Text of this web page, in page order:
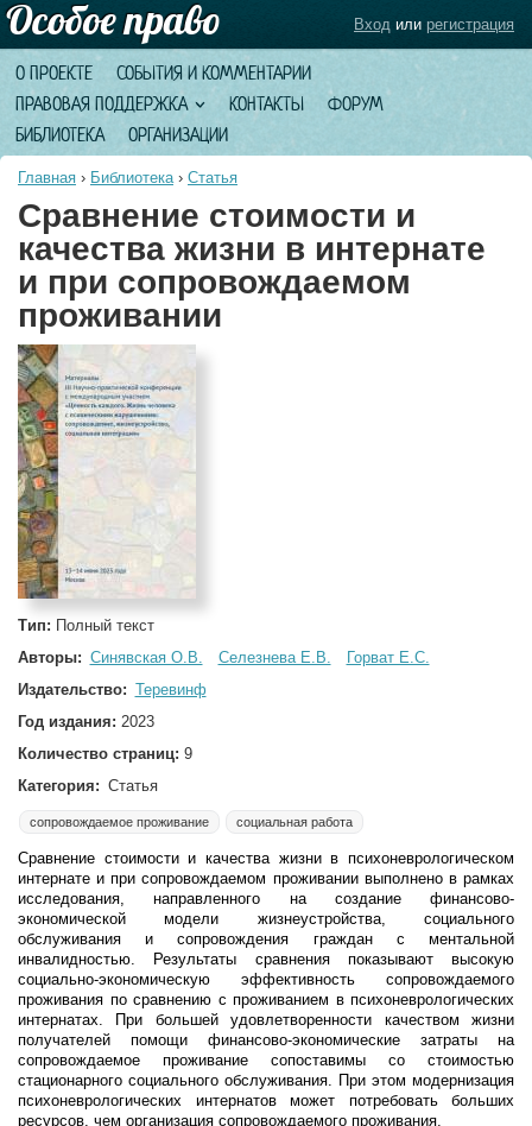
О ПРОЕКТЕ
СОБЫТИЯ И КОММЕНТАРИИ
ПРАВОВАЯ ПОДДЕРЖКА
КОНТАКТЫ
ФОРУМ
БИБЛИОТЕКА
ОРГАНИЗАЦИИ
Вход или регистрация
Главная › Библиотека› Статья
Сравнение стоимости и
качества жизни в интернате
и при сопровождаемом
проживании
Тип: Полный текст
Авторы: Синявская О.В. Селезнева Е.В.
Горват Е.С.
Издательство: Теревинф
Год издания: 2023
Количество страниц: 9
Категория: Статья
сопровождаемое проживание социальная работа
Сравнение стоимости и качества жизни в психоневрологическом
интернате и при сопровождаемом проживании выполнено в рамках
исследования, направленного на создание финансово-
экономической модели жизнеустройства, социального
обслуживания и сопровождения граждан с ментальной
инвалидностью. Результаты сравнения показывают высокую
социально-экономическую эффективность сопровождаемого
проживания по сравнению с проживанием в психоневрологических
интернатах. При большей удовлетворенности качеством жизни
получателей помощи финансово-экономические затраты на
сопровождаемое проживание сопоставимы со стоимостью
стационарного социального обслуживания. При этом модернизация
психоневрологических интернатов может потребовать больших
ресурсов, чем организация сопровождаемого проживания.